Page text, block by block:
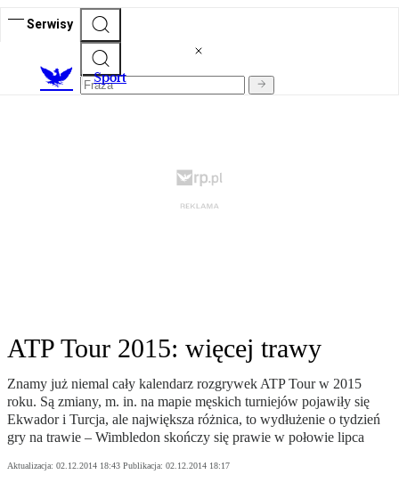
Serwisy
Sport
ATP Tour 2015: więcej trawy
Znamy już niemal cały kalendarz rozgrywek ATP Tour w 2015
roku. Są zmiany, m. in. na mapie męskich turniejów pojawiły się
Ekwador i Turcja, ale największa różnica, to wydłużenie o tydzień
gry na trawie – Wimbledon skończy się prawie w połowie lipca
Aktualizacja: 02.12.2014 18:43 Publikacja: 02.12.2014 18:17